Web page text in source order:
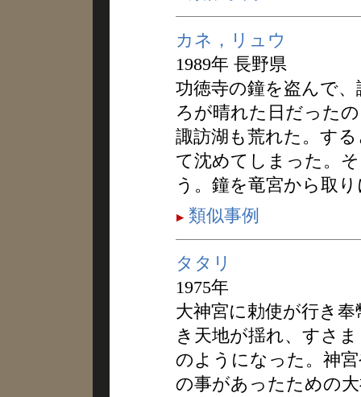
カネ，リュウ
1989年 長野県
功徳寺の鐘を盗んで
ろが晴れた日だった
諏訪湖も荒れた。す
て沈めてしまった。
う。鐘を竜宮から取
類似事例
タタリ
1975年
大神宮に勅使が行き
き天地が揺れ、すさ
のようになった。神
の事があったための